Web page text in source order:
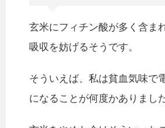
玄米にフィチン酸が多く含ま
吸収を妨げるそうです。
そういえば、私は貧血気味で
になることが何度かありました